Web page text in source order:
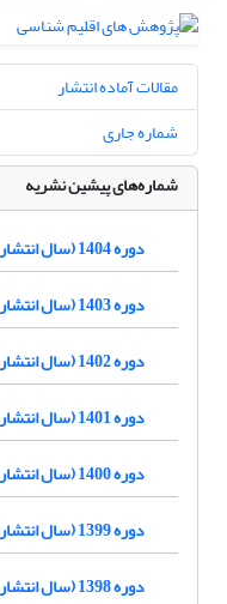
مقالات آماده انتشار
شماره جاری
شماره‌های پیشین نشریه
دوره 1404 (سال انتشار 1404)
دوره 1403 (سال انتشار 1403)
دوره 1402 (سال انتشار 1402)
دوره 1401 (سال انتشار 1401)
دوره 1400 (سال انتشار 1400)
دوره 1399 (سال انتشار 1399)
دوره 1398 (سال انتشار 1399)